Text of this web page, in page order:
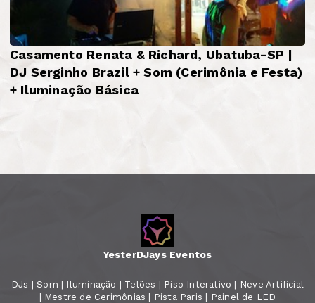
Casamento Renata & Richard, Ubatuba-SP |
DJ Serginho Brazil + Som (Cerimônia e Festa)
+ Iluminação Básica
YesterDJays Eventos
DJs | Som | Iluminação | Telões | Piso Interativo | Neve Artificial
| Mestre de Cerimônias | Pista Paris | Painel de LED